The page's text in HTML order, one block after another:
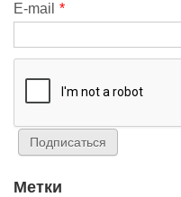
E-mail *
Метки